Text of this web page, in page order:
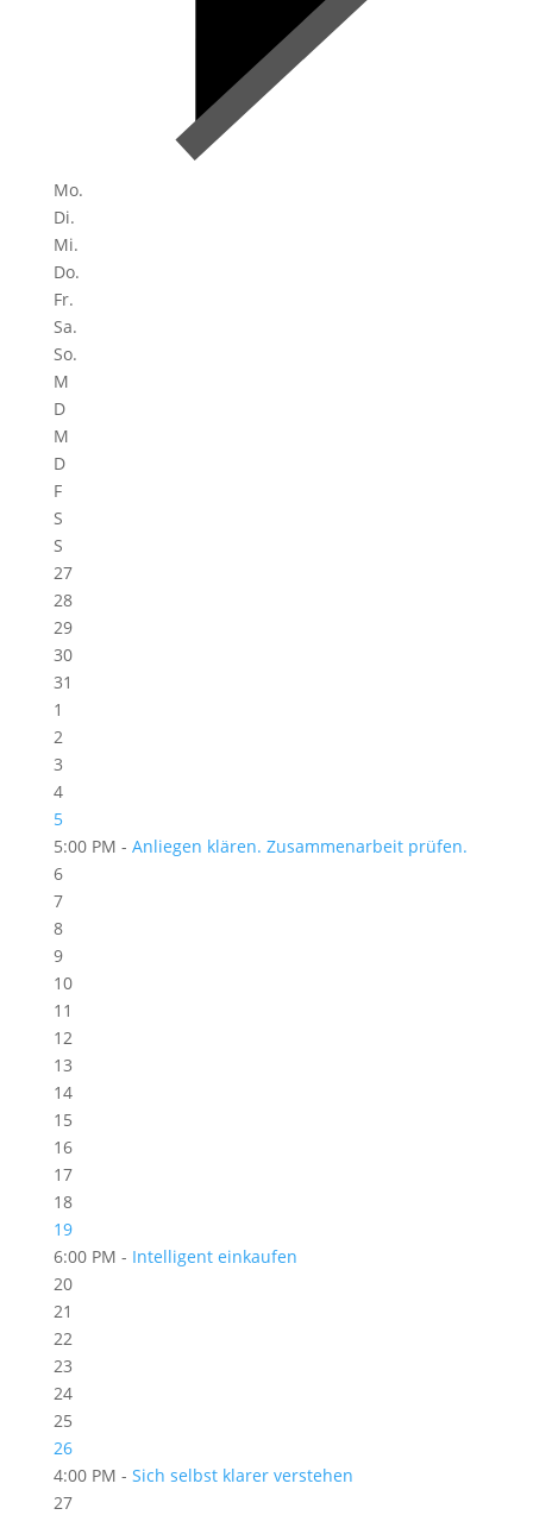
Mo.
Di.
Mi.
Do.
Fr.
Sa.
So.
M
D
M
D
F
S
S
27
28
29
30
31
1
2
3
4
5
5:00 PM - Anliegen klären. Zusammenarbeit prüfen.
6
7
8
9
10
11
12
13
14
15
16
17
18
19
6:00 PM - Intelligent einkaufen
20
21
22
23
24
25
26
4:00 PM - Sich selbst klarer verstehen
27